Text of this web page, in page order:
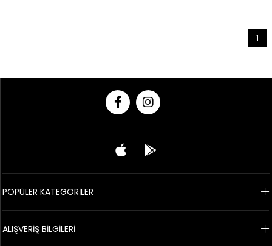
1
POPÜLER KATEGORİLER
ALIŞVERİŞ BİLGİLERİ